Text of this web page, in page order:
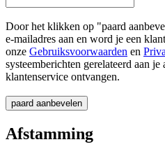
Door het klikken op "paard
e-mailadres aan en word je een
onze Gebruiksvoorwaarden en
systeemberichten gerelateerd aan
klantenservice ontvangen.
Afstamming